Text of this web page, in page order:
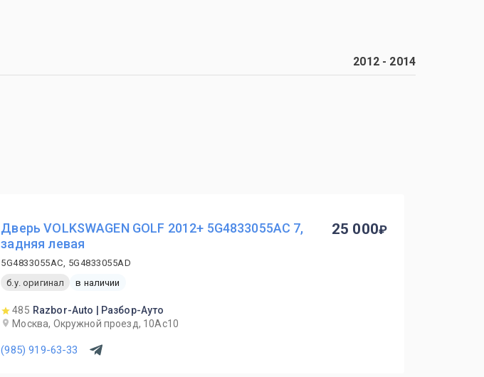
2012- 2014
Дверь VOLKSWAGEN GOLF 2012+ 5G4833055AC 7,
задняя левая
5G4833055AC, 5G4833055AD
б.у. оригинал
в наличии
485 Razbor-Auto | Разбор-Ауто
Москва, Окружной проезд, 10Ас10
(985) 919-63-33
25 000